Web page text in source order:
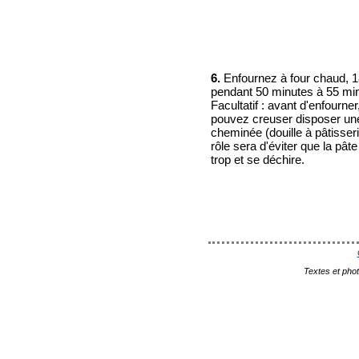
6. Enfournez à four chaud,
pendant 50 minutes à 55
Facultatif : avant
pouvez creuser disposer
cheminée (douille à
rôle sera d'éviter que la
trop et se déchire.
Textes et